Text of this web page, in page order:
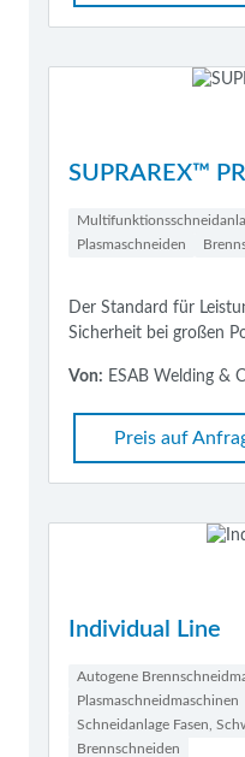
SUPRAREX™
Plasmaschneiden
Der Standard für
Sicherheit bei großen
Von: ESAB Welding &
Preis auf
Individual Line
Autogene
Plasmaschneidmaschinen
Schneidanlage Fasen,
Brennschneiden